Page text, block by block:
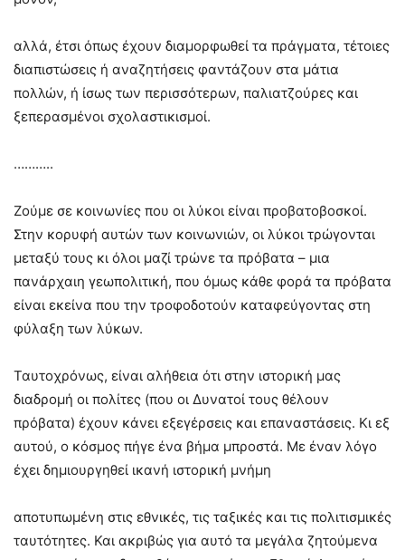
αλλά, έτσι όπως έχουν διαμορφωθεί τα πράγματα, τέτοιες
διαπιστώσεις ή αναζητήσεις φαντάζουν στα μάτια
πολλών, ή ίσως των περισσότερων, παλιατζούρες και
ξεπερασμένοι σχολαστικισμοί.
………..
Ζούμε σε κοινωνίες που οι λύκοι είναι προβατοβοσκοί.
Στην κορυφή αυτών των κοινωνιών, οι λύκοι τρώγονται
μεταξύ τους κι όλοι μαζί τρώνε τα πρόβατα – μια
πανάρχαιη γεωπολιτική, που όμως κάθε φορά τα πρόβατα
είναι εκείνα που την τροφοδοτούν καταφεύγοντας στη
φύλαξη των λύκων.
Ταυτοχρόνως, είναι αλήθεια ότι στην ιστορική μας
διαδρομή οι πολίτες (που οι Δυνατοί τους θέλουν
πρόβατα) έχουν κάνει εξεγέρσεις και επαναστάσεις. Κι εξ
αυτού, ο κόσμος πήγε ένα βήμα μπροστά. Με έναν λόγο
έχει δημιουργηθεί ικανή ιστορική μνήμη
αποτυπωμένη στις εθνικές, τις ταξικές και τις πολιτισμικές
ταυτότητες. Και ακριβώς για αυτό τα μεγάλα ζητούμενα